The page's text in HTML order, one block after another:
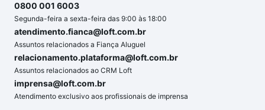
0800 001 6003
Segunda-feira a sexta-feira das 9:00 às 18:00
atendimento.fianca@loft.com.br
Assuntos relacionados a Fiança Aluguel
relacionamento.plataforma@loft.com.br
Assuntos relacionados ao CRM Loft
imprensa@loft.com.br
Atendimento exclusivo aos profissionais de imprensa